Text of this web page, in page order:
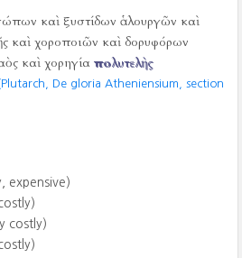
καὶ ξυστίδων ἁλουργῶν καὶ
καὶ χοροποιῶν καὶ δορυφόρων
καὶ χορηγίαπολυτελὴς
De gloria Atheniensium, section
expensive)
costly)